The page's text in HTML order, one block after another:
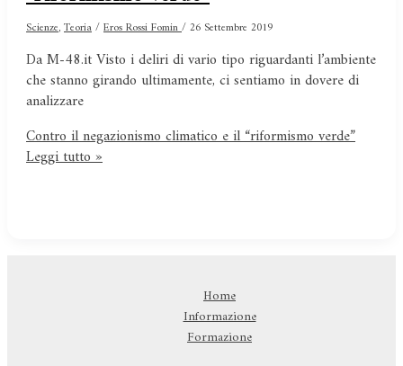
Scienze,Teoria/Eros Rossi Fomin/26 Settembre 2019
Da M-48.it Visto i deliri di vario tipo riguardanti l’ambiente
che stanno girando ultimamente, ci sentiamo in dovere di
analizzare
Contro il negazionismo climatico e il “riformismo verde”
Leggi tutto »
Home
Informazione
Formazione